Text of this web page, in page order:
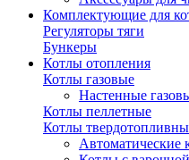
Комплектующие для
Регуляторы тяги
Бункеры
Котлы отопления
Котлы газовые
Настенные
Котлы пеллетные
Котлы
Автоматические